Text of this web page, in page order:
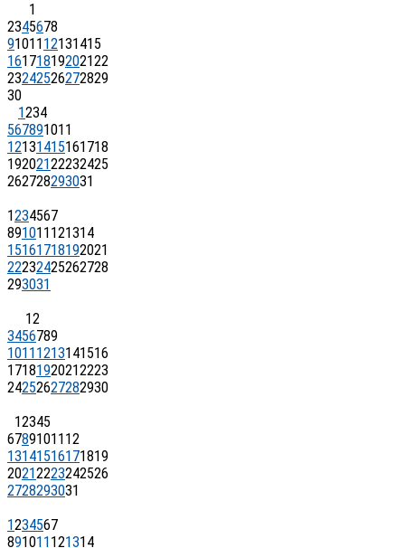
1
2345678
91011 12131415
16171819202122
23242526272829
30
1234
567891011
12131415161718
19202122232425
262728293031
1234567
891011 121314
15161718192021
22232425262728
293031
12
3456789
1011 1213141516
17181920212223
24252627282930
12345
67891011 12
13141516171819
20212223242526
2728293031
1234567
891011 121314